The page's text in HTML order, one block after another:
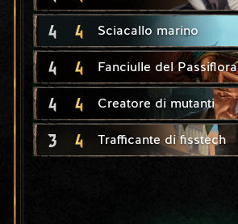
4 4 Sciacallo marino
4 4 Fanciulle del Passiflora
4 4 Creatore di mutanti
3 4 Trafficante di fisstech